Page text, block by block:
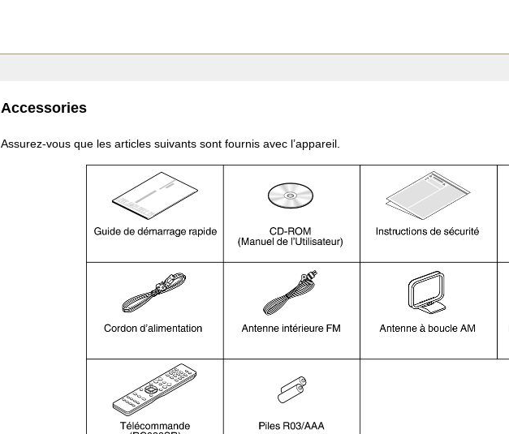
Accessories
Assurez-vous que les articles suivants sont fournis avec l’appareil.